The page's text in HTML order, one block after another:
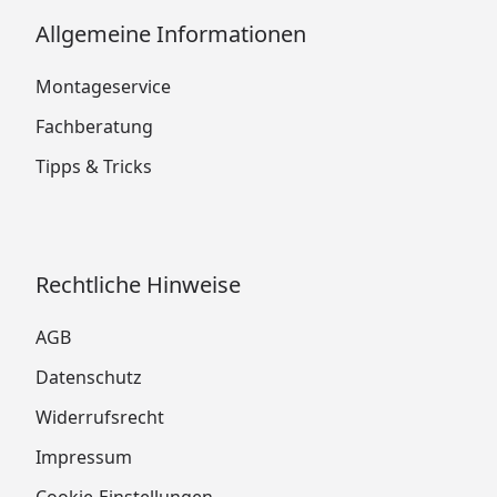
Allgemeine Informationen
Montageservice
Fachberatung
Tipps & Tricks
Rechtliche Hinweise
AGB
Datenschutz
Widerrufsrecht
Impressum